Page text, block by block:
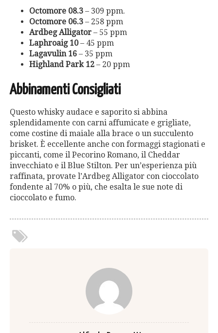
Octomore 08.3 – 309 ppm.
Octomore 06.3 – 258 ppm
Ardbeg Alligator – 55 ppm
Laphroaig 10– 45 ppm
Lagavulin 16 – 35 ppm
Highland Park 12 – 20 ppm
Abbinamenti Consigliati
Questo whisky audace e saporito si abbina
splendidamente con carni affumicate e grigliate,
come costine di maiale alla brace o un succulento
brisket. È eccellente anche con formaggi stagionati e
piccanti, come il Pecorino Romano, il Cheddar
invecchiato e il Blue Stilton. Per un’esperienza più
raffinata, provate l’Ardbeg Alligator con cioccolato
fondente al 70% o più, che esalta le sue note di
cioccolato e fumo​.